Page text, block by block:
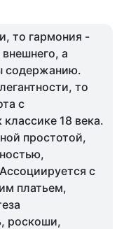
то гармония -
а
содержанию.
то
с
18 века.
простотой,
с
платьем,
роскоши,